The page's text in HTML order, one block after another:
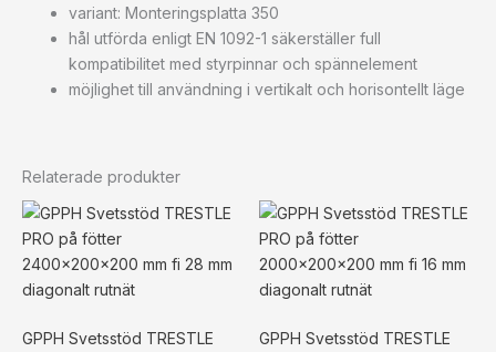
variant: Monteringsplatta 350
hål utförda enligt EN 1092-1 säkerställer full
kompatibilitet med styrpinnar och spännelement
möjlighet till användning i vertikalt och horisontellt läge
Relaterade produkter
GPPH Svetsstöd TRESTLE
GPPH Svetsstöd TRESTLE